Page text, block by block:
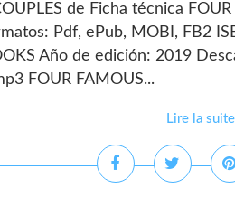
de Ficha técnica
Pdf, ePub, MOBI, FB2
Año de edición: 2019
FOUR FAMOUS...
Lire la suite